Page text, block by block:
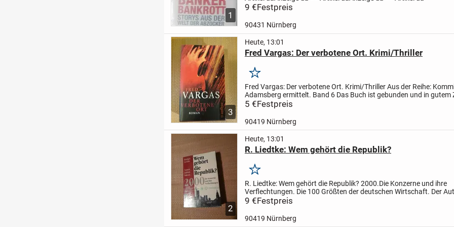
1
9 €Festpreis
90431 Nürnberg
3
Heute, 13:01
Fred Vargas: Der verbotene Ort. Krimi/Thriller
Merken
Fred Vargas: Der verbotene Ort. Krimi/ThrillerAus der Reihe:
Adamsberg ermittelt. Band 6 Das Buch ist gebunden und in gutem
Der Einband ist etwas verknittert.... Sehr spannender...
5 €Festpreis
90419 Nürnberg
2
Heute, 13:01
R. Liedtke: Wem gehört die Republik?
Merken
R. Liedtke: Wem gehört die Republik? 2000.Die Konzerne und ihre
Verflechtungen. Die 100 Größten der deutschen Wirtschaft. Der
beschreibt, wie sich die Top 100 der deutschen Wirtschaft auf das...
9 €Festpreis
90419 Nürnberg